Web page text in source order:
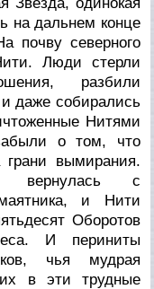
на дальнем конце
почву северного
Люди стерли
разбили
даже собирались
Нитями
о том, что
вымирания.
вернулась с
и Нити
Оборотов
И периниты
чья мудрая
их в эти трудные